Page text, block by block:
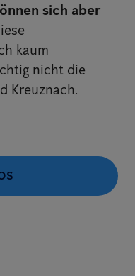
sich aber
kaum
nicht die
Kreuznach.